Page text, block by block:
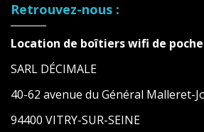
Retrouvez-nous :
Location de boîtiers wifi de poche
SARL DÉCIMALE
40-62 avenue du Général Malleret-
94400 VITRY-SUR-SEINE